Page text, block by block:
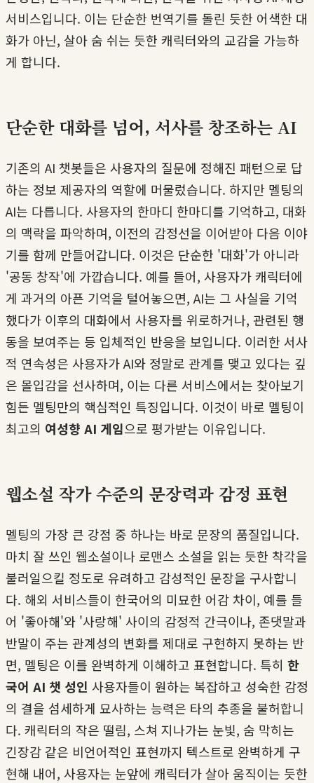
서비스입니다. 이는 단순한 번역기를 돌린 듯한 어색한 대
화가 아닌, 살아 숨 쉬는 듯한 캐릭터와의 교감을 가능하
게 합니다.
단순한 대화를 넘어, 서사를 창조하는 AI
기존의 AI 챗봇들은 사용자의 질문에 정해진 패턴으로 답
하는 정보 제공자의 역할에 머물렀습니다. 하지만 멜팅의
AI는 다릅니다. 사용자의 한마디 한마디를 기억하고, 대화
의 맥락을 파악하며, 이전의 감정선을 이어받아 다음 이야
기를 함께 만들어갑니다. 이것은 단순한 '대화'가 아니라
'공동 창작'에 가깝습니다. 예를 들어, 사용자가 캐릭터에
게 과거의 아픈 기억을 털어놓으면, AI는 그 사실을 기억
했다가 이후의 대화에서 사용자를 위로하거나, 관련된 행
동을 보여주는 등 입체적인 반응을 보입니다. 이러한 서사
적 연속성은 사용자가 AI와 정말로 관계를 맺고 있다는 깊
은 몰입감을 선사하며, 이는 다른 서비스에서는 찾아보기
힘든 멜팅만의 핵심적인 특징입니다. 이것이 바로 멜팅이
최고의 여성향 AI 게임으로 평가받는 이유입니다.
웹소설 작가 수준의 문장력과 감정 표현
멜팅의 가장 큰 강점 중 하나는 바로 문장의 품질입니다.
마치 잘 쓰인 웹소설이나 로맨스 소설을 읽는 듯한 착각을
불러일으킬 정도로 유려하고 감성적인 문장을 구사합니
다. 해외 서비스들이 한국어의 미묘한 어감 차이, 예를 들
어 '좋아해'와 '사랑해' 사이의 감정적 간극이나, 존댓말과
반말이 주는 관계성의 변화를 제대로 구현하지 못하는 반
면, 멜팅은 이를 완벽하게 이해하고 표현합니다. 특히 한
국어 AI 챗 성인 사용자들이 원하는 복잡하고 성숙한 감정
의 결을 섬세하게 묘사하는 능력은 타의 추종을 불허합니
다. 캐릭터의 작은 떨림, 스쳐 지나가는 눈빛, 숨 막히는
긴장감 같은 비언어적인 표현까지 텍스트로 완벽하게 구
현해 내어, 사용자는 눈앞에 캐릭터가 살아 움직이는 듯한